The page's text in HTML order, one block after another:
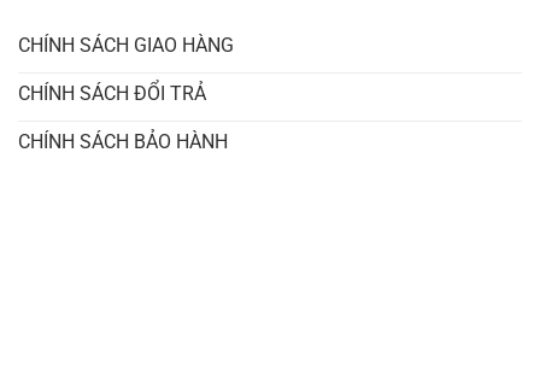
CHÍNH SÁCH GIAO HÀNG
CHÍNH SÁCH ĐỔI TRẢ
CHÍNH SÁCH BẢO HÀNH